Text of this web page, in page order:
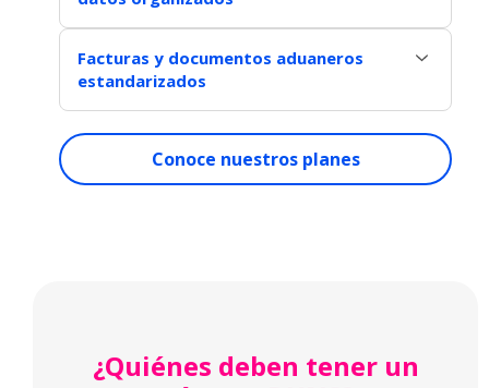
organizada y unificada en todos los sistemas
de gestión, lo que facilita el análisis y la toma
de decisiones estratégicas.
Facturas y documentos aduaneros
estandarizados
aduaneros utilizando un identificador único en
documentos como facturas, pedidos y
declaraciones de aduana, lo que facilita el
Conoce nuestros planes
¿Quiénes deben tener un